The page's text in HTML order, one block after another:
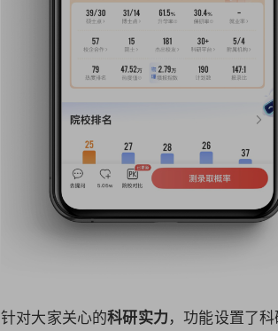
针对大家关心的科研实力，功能设置了